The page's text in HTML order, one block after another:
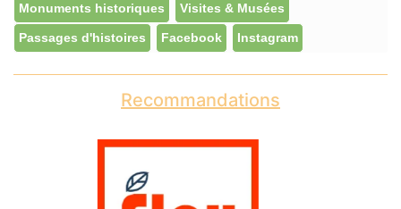
Monuments historiques Visites & Musées
Passages d'histoires Facebook Instagram
Recommandations